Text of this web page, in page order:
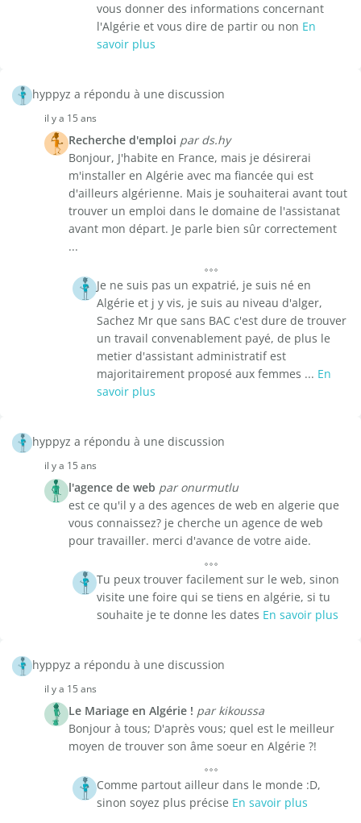
vous donner des informations concernant
l'Algérie et vous dire de partir ou non En
savoir plus
hyppyz a répondu à une discussion
il y a 15 ans
Recherche d'emploi par ds.hy
Bonjour, J'habite en France, mais je désirerai
m'installer en Algérie avec ma fiancée qui est
d'ailleurs algérienne. Mais je souhaiterai avant tout
trouver un emploi dans le domaine de l'assistanat
avant mon départ. Je parle bien sûr correctement
...
Je ne suis pas un expatrié, je suis né en
Algérie et j y vis, je suis au niveau d'alger,
Sachez Mr que sans BAC c'est dure de trouver
un travail convenablement payé, de plus le
metier d'assistant administratif est
majoritairement proposé aux femmes ... En
savoir plus
hyppyz a répondu à une discussion
il y a 15 ans
l'agence de web par onurmutlu
est ce qu'il y a des agences de web en algerie que
vous connaissez? je cherche un agence de web
pour travailler. merci d'avance de votre aide.
Tu peux trouver facilement sur le web, sinon
visite une foire qui se tiens en algérie, si tu
souhaite je te donne les dates En savoir plus
hyppyz a répondu à une discussion
il y a 15 ans
Le Mariage en Algérie ! par kikoussa
Bonjour à tous; D'après vous; quel est le meilleur
moyen de trouver son âme soeur en Algérie ?!
Comme partout ailleur dans le monde :D,
sinon soyez plus précise En savoir plus